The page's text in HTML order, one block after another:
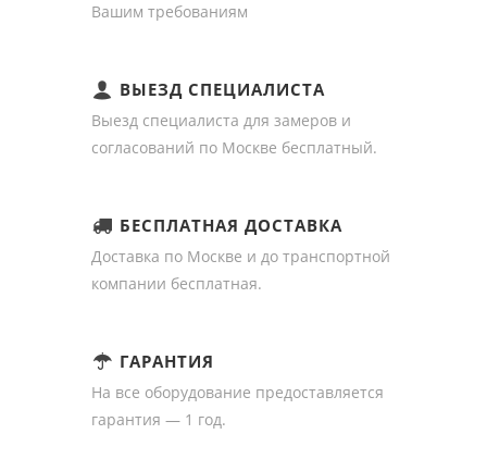
Вашим требованиям
ВЫЕЗД СПЕЦИАЛИСТА
Выезд специалиста для замеров и
согласований по Москве бесплатный.
БЕСПЛАТНАЯ ДОСТАВКА
Доставка по Москве и до транспортной
компании бесплатная.
ГАРАНТИЯ
На все оборудование предоставляется
гарантия — 1 год.